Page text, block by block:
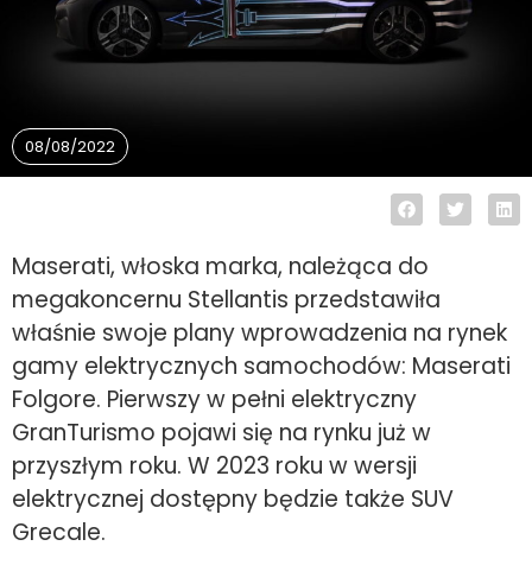
08/08/2022
Maserati, włoska marka, należąca do
megakoncernu Stellantis przedstawiła
właśnie swoje plany wprowadzenia na rynek
gamy elektrycznych samochodów: Maserati
Folgore. Pierwszy w pełni elektryczny
GranTurismo pojawi się na rynku już w
przyszłym roku. W 2023 roku w wersji
elektrycznej dostępny będzie także SUV
Grecale.